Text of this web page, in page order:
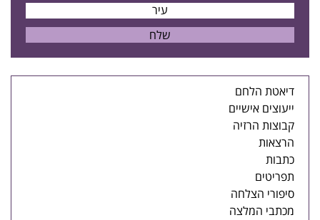
דיאטת הלחם
ייעוצים אישיים
קבוצות הרזיה
הרצאות
כתבות
תפריטים
סיפורי הצלחה
מכתבי המלצה